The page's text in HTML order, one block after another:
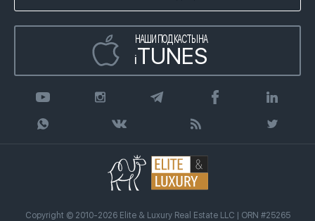
НАШИ ПОДКАСТЫ НА
iTUNES
Copyright © 2010-2026 Elite & Luxury Real Estate LLC | ORN #25265